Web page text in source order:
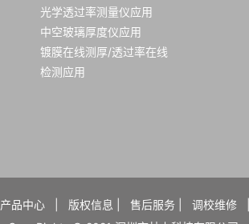
光学透过率测量仪应用
中空玻璃厚度仪应用
镀膜在线测厚/透过率在线
检测应用
产品中心 版权信息 售后服务 调校维修